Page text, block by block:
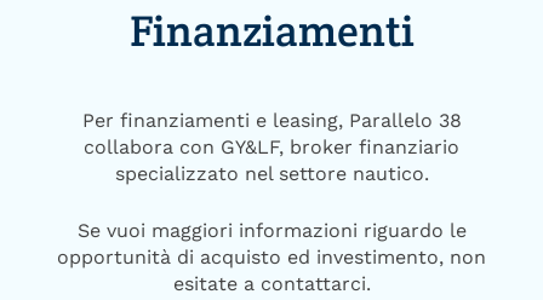
Finanziamenti
Per finanziamenti e leasing, Parallelo 38
collabora con GY&LF, broker finanziario
specializzato nel settore nautico.
Se vuoi maggiori informazioni riguardo le
opportunità di acquisto ed investimento, non
esitate a contattarci.